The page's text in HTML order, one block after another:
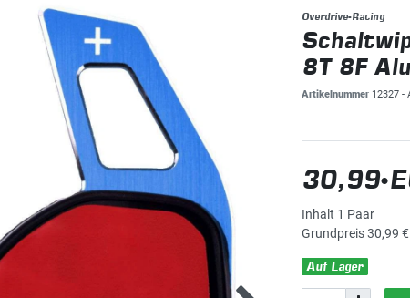
Overdrive-Racing
8T 8F
Artikelnummer 12327 -
30,99
Inhalt 1 Paar
Grundpreis30,99
Auf Lager